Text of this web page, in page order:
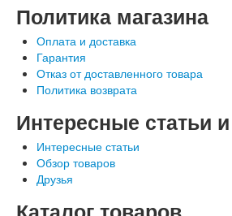
Политика магазина
Оплата и доставка
Гарантия
Отказ от доставленного товара
Политика возврата
Интересные статьи
Интересные статьи
Обзор товаров
Друзья